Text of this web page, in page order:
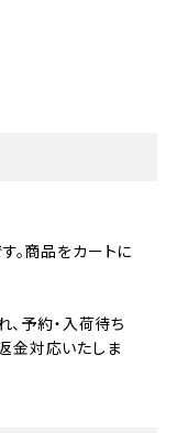
。商品をカートに
予約・入荷待ち
金対応いたしま